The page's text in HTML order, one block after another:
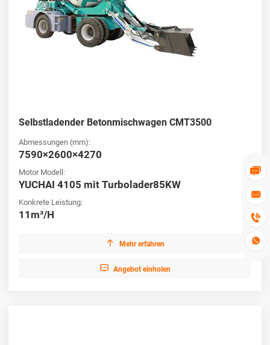




Selbstladender Betonmischwagen CMT3500
Abmessungen (mm):
7590×2600×4270
Motor Modell:
YUCHAI 4105 mit Turbolader85KW
Konkrete Leistung:
11m³/H
 Mehr erfahren
 Angebot einholen